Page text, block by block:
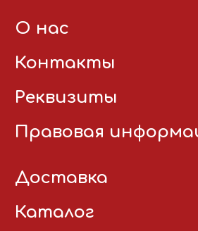
О нас
Контакты
Реквизиты
Правовая
Доставка
Каталог